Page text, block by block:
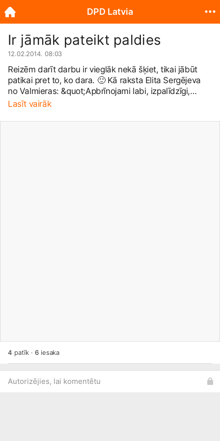
Ir jāmāk pateikt paldies
12.02.2014. 08:03
Reizēm darīt darbu ir vieglāk nekā šķiet, tikai jābūt
patikai pret to, ko dara. 🙂Kā raksta Elita Sergējeva
no Valmieras: &quot;Apbrīnojami labi, izpalīdzīgi,
pieklājīgi darbinieki. Palīdzēja situācijā, kad tas nebija
Lasīt vairāk
4 patīk ·6iesaka
Autorizējies, lai komentētu
DPD Latvia